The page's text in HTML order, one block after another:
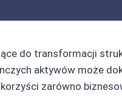
do transformacji
aktywów może
zarówno